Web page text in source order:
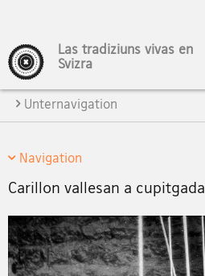
Las tradiziuns vivas en
Svizra
Hauptnavigation
Unternavigation
Navigation
Carillon vallesan a cupitgada